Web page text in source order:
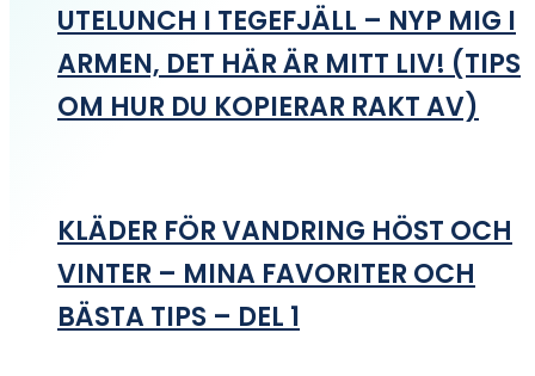
UTELUNCH I TEGEFJÄLL – NYP MIG I
ARMEN, DET HÄR ÄR MITT LIV! (TIPS
OM HUR DU KOPIERAR RAKT AV)
KLÄDER FÖR VANDRING HÖST OCH
VINTER – MINA FAVORITER OCH
BÄSTA TIPS – DEL 1